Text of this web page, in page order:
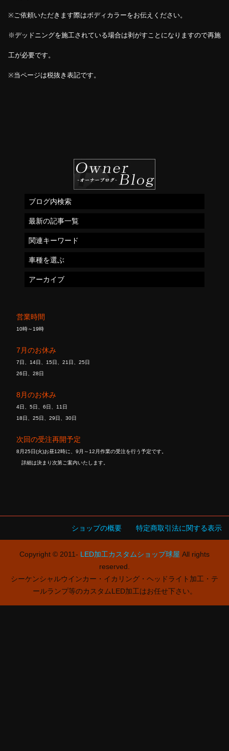
※ご依頼いただきます際はボディカラーをお伝えください。
※デッドニングを施工されている場合は剥がすことになりますので再施
工が必要です。
※当ページは税抜き表記です。
営業時間
10時～19時
7月のお休み
7日、14日、15日、21日、25日
26日、28日
8月のお休み
4日、5日、6日、11日
18日、25日、29日、30日
次回の受注再開予定
8月25日(火)お昼12時に、9月～12月作業の受注を行う予定です。
詳細は決まり次第ご案内いたします。
ブログ内検索
最新の記事一覧
関連キーワード
車種を選ぶ
アーカイブ
ショップの概要 特定商取引法に関する表示
Copyright © 2011- LED加工カスタムショップ球屋 All rights
reserved.
シーケンシャルウインカー・イカリング・ヘッドライト加工・テ
ールランプ等のカスタムLED加工はお任せ下さい。